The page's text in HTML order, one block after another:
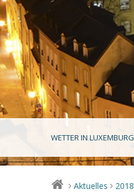
WETTER IN LUXEMBURG
> Aktuelles > 2018